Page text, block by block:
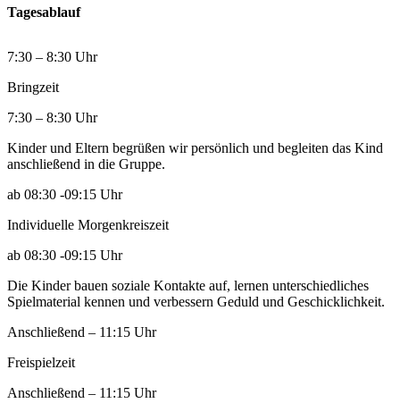
Tagesablauf
7:30 – 8:30 Uhr
Bringzeit
7:30 – 8:30 Uhr
Kinder und Eltern begrüßen wir persönlich und begleiten das Kind
anschließend in die Gruppe.
ab 08:30 -09:15 Uhr
Individuelle Morgenkreiszeit
ab 08:30 -09:15 Uhr
Die Kinder bauen soziale Kontakte auf, lernen unterschiedliches
Spielmaterial kennen und verbessern Geduld und Geschicklichkeit.
Anschließend – 11:15 Uhr
Freispielzeit
Anschließend – 11:15 Uhr